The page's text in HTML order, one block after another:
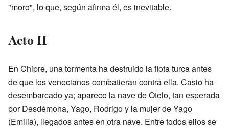
"moro", lo que, según afirma él, es inevitable.
Acto II
En Chipre, una tormenta ha destruido la flota turca antes
de que los venecianos combatieran contra ella. Casio ha
desembarcado ya; aparece la nave de Otelo, tan esperada
por Desdémona, Yago, Rodrigo y la mujer de Yago
(Emilia), llegados antes en otra nave. Entre todos ellos se